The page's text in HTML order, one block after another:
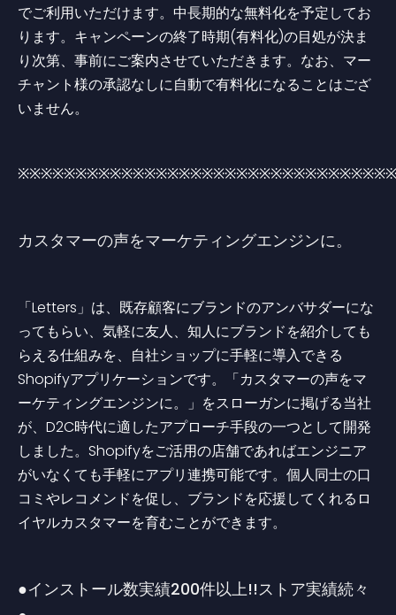
でご利用いただけます。中長期的な無料化を予定してお
ります。キャンペーンの終了時期(有料化)の目処が決ま
り次第、事前にご案内させていただきます。なお、マー
チャント様の承認なしに自動で有料化になることはござ
いません。
カスタマーの声をマーケティングエンジンに。
「Letters」は、既存顧客にブランドのアンバサダーにな
ってもらい、気軽に友人、知人にブランドを紹介しても
らえる仕組みを、自社ショップに手軽に導入できる
Shopifyアプリケーションです。「カスタマーの声をマ
ーケティングエンジンに。」をスローガンに掲げる当社
が、D2C時代に適したアプローチ手段の一つとして開発
しました。Shopifyをご活用の店舗であればエンジニア
がいなくても手軽にアプリ連携可能です。個人同士の口
コミやレコメンドを促し、ブランドを応援してくれるロ
イヤルカスタマーを育むことができます。
●インストール数実績200件以上!!ストア実績続々